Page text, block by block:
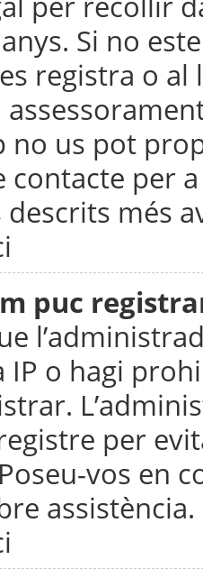
Si no
registra o
no us pot
contacte per
més
puc
IP o hagi
per
vos en
assistència.